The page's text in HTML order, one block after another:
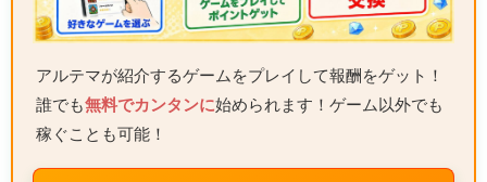
アルテマが紹介するゲームをプレイして報酬をゲット！
誰でも無料でカンタンに始められます！ゲーム以外でも
稼ぐことも可能！